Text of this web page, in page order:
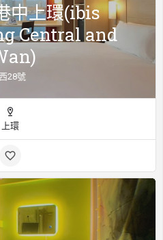
中上環(ibis
Central and
28號
上環